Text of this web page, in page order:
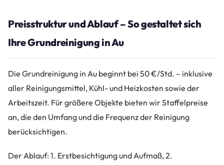
Preisstruktur und Ablauf – So gestaltet sich
Ihre Grundreinigung in Au
Die Grundreinigung in Au beginnt bei 50 €/Std. – inklusive
aller Reinigungsmittel, Kühl- und Heizkosten sowie der
Arbeitszeit. Für größere Objekte bieten wir Staffelpreise
an, die den Umfang und die Frequenz der Reinigung
berücksichtigen.
Der Ablauf: 1. Erstbesichtigung und Aufmaß, 2.